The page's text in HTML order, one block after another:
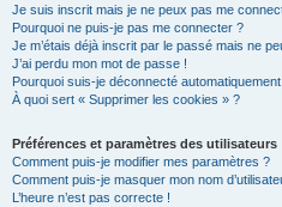
Je suis inscrit mais je ne peux pas me
Pourquoi ne puis-je pas me connecter ?
Je m’étais déjà inscrit par le passé mais ne
J’ai perdu mon mot de passe !
Pourquoi suis-je déconnecté
À quoi sert « Supprimer les cookies » ?
Préférences et paramètres des utilisateurs
Comment puis-je modifier mes paramètres ?
Comment puis-je masquer mon nom
L’heure n’est pas correcte !